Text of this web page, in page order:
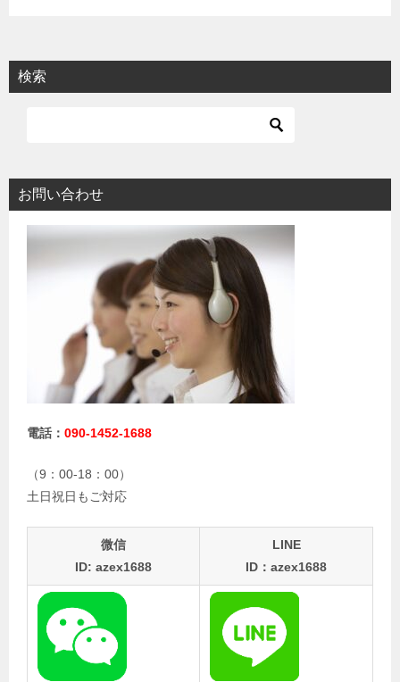
検索
お問い合わせ
電話： 090-1452-1688
（9：00-18：00）
土日祝日もご対応
微信
ID: azex1688
LINE
ID：azex1688